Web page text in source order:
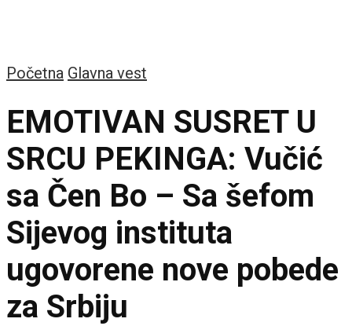
Početna Glavna vest
EMOTIVAN SUSRET U
SRCU PEKINGA: Vučić
sa Čen Bo – Sa šefom
Sijevog instituta
ugovorene nove pobede
za Srbiju